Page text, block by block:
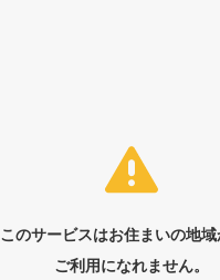
このサービスはお住まいの地
ご利用になれません。